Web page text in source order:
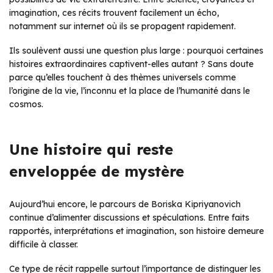
imagination, ces récits trouvent facilement un écho,
notamment sur internet où ils se propagent rapidement.
Ils soulèvent aussi une question plus large : pourquoi certaines
histoires extraordinaires captivent-elles autant ? Sans doute
parce qu’elles touchent à des thèmes universels comme
l’origine de la vie, l’inconnu et la place de l’humanité dans le
cosmos.
Une histoire qui reste
enveloppée de mystère
Aujourd’hui encore, le parcours de Boriska Kipriyanovich
continue d’alimenter discussions et spéculations. Entre faits
rapportés, interprétations et imagination, son histoire demeure
difficile à classer.
Ce type de récit rappelle surtout l’importance de distinguer les